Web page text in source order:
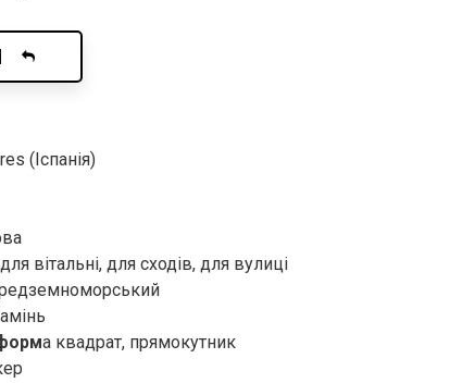
(Іспанія)
для вітальні, для сходів, для вулиці
а квадрат, прямокутник